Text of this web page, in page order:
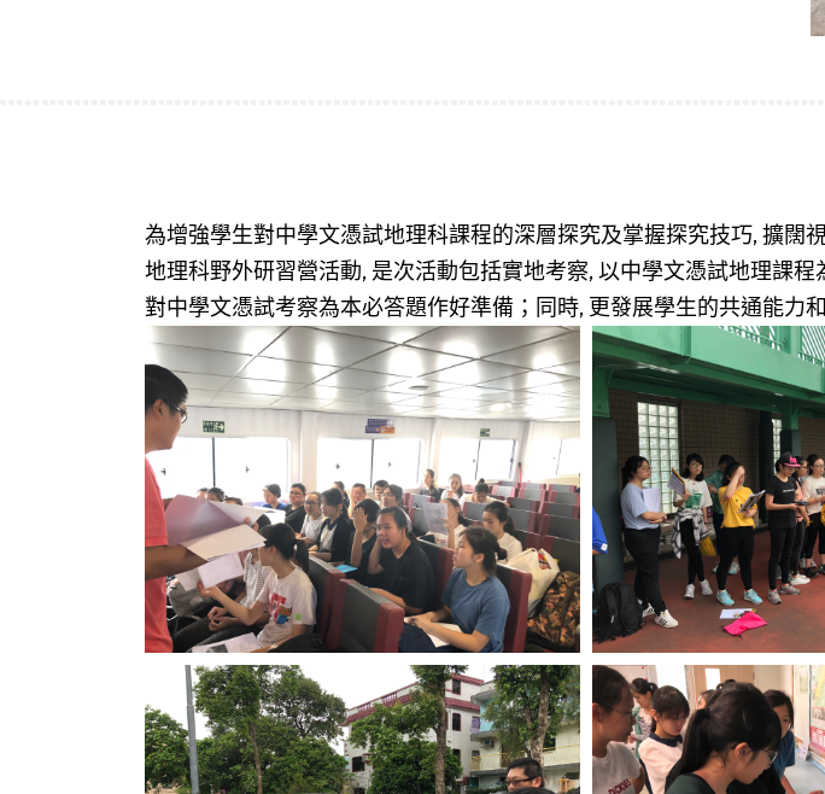
為增強學生對中學文憑試地理科課程的深層探究及掌握探究技巧, 擴闊
地理科野外研習營活動, 是次活動包括實地考察, 以中學文憑試地理課
對中學文憑試考察為本必答題作好準備；同時, 更發展學生的共通能力